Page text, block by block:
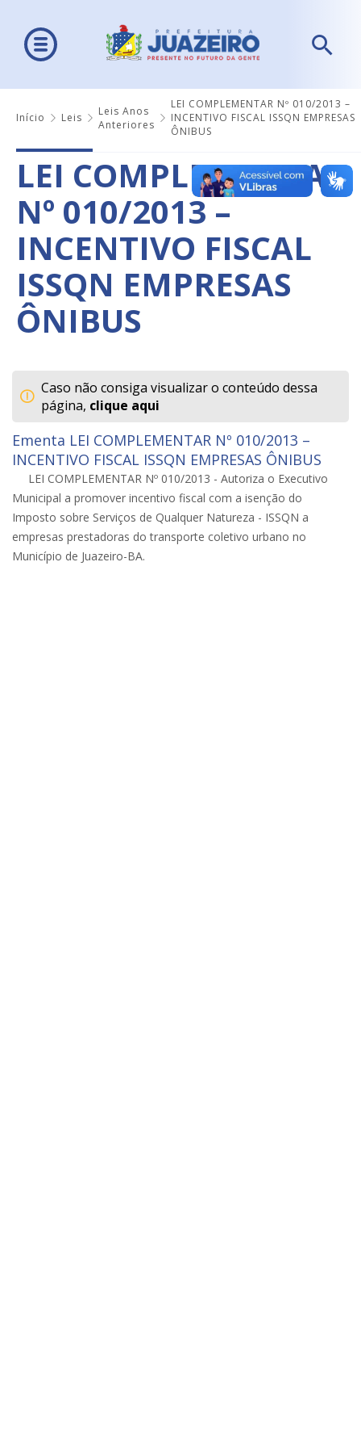
Início Leis
Leis Anos
Anteriores
LEI COMPLEMENTAR Nº 010/2013 –
INCENTIVO FISCAL ISSQN EMPRESAS
ÔNIBUS
LEI COMPLEMENTAR
Nº 010/2013 –
INCENTIVO FISCAL
ISSQN EMPRESAS
ÔNIBUS
Caso não consiga visualizar o conteúdo dessa
página, clique aqui
Ementa LEI COMPLEMENTAR Nº 010/2013 –
INCENTIVO FISCAL ISSQN EMPRESAS ÔNIBUS
LEI COMPLEMENTAR Nº 010/2013 - Autoriza o Executivo
Municipal a promover incentivo fiscal com a isenção do
Imposto sobre Serviços de Qualquer Natureza - ISSQN a
empresas prestadoras do transporte coletivo urbano no
Município de Juazeiro-BA.